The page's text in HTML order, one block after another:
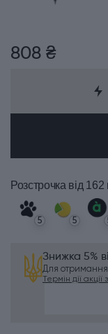
808 ₴
Розстрочка від 162
5 5
Знижка 5%
Для
Термін дії